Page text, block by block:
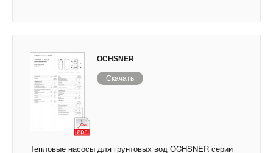
OCHSNER
Скачать
Тепловые насосы для грунтовых вод OCHSNER серии